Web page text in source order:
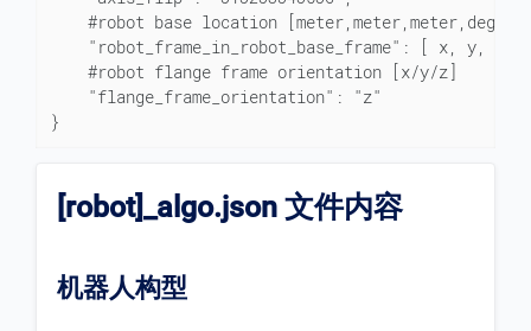
	#robot base location [meter,meter,meter,degree,degree,degree]. If robot has not been moved, robot base frame equals to World frame.
	#robot flange frame orientation [x/y/z]
}
[robot]_algo.json 文件内容
机器人构型